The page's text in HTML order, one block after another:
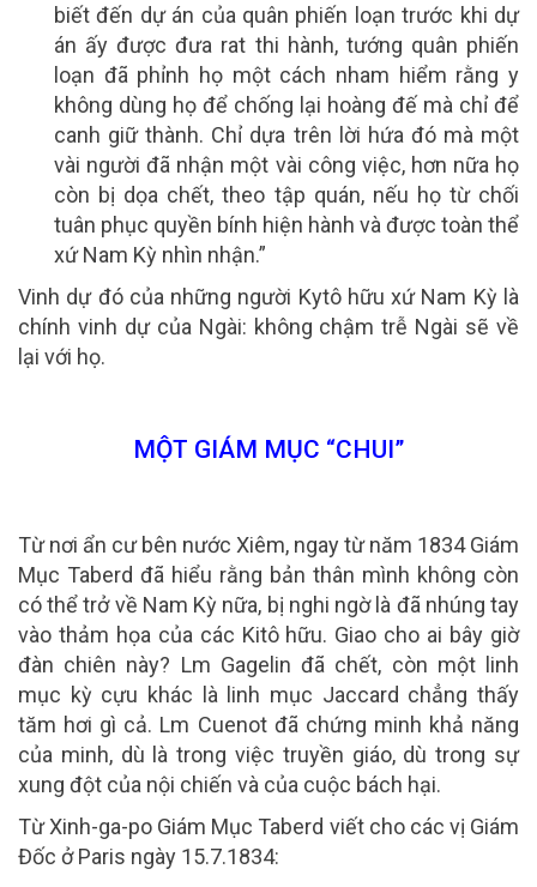
biết đến dự án của quân phiến loạn trước khi dự
án ấy được đưa rat thi hành, tướng quân phiến
loạn đã phỉnh họ một cách nham hiểm rằng y
không dùng họ để chống lại hoàng đế mà chỉ để
canh giữ thành. Chỉ dựa trên lời hứa đó mà một
vài người đã nhận một vài công việc, hơn nữa họ
còn bị dọa chết, theo tập quán, nếu họ từ chối
tuân phục quyền bính hiện hành và được toàn thể
xứ Nam Kỳ nhìn nhận.”
Vinh dự đó của những người Kytô hữu xứ Nam Kỳ là
chính vinh dự của Ngài: không chậm trễ Ngài sẽ về
lại với họ.
MỘT GIÁM MỤC “CHUI”
Từ nơi ẩn cư bên nước Xiêm, ngay từ năm 1834 Giám
Mục Taberd đã hiểu rằng bản thân mình không còn
có thể trở về Nam Kỳ nữa, bị nghi ngờ là đã nhúng tay
vào thảm họa của các Kitô hữu. Giao cho ai bây giờ
đàn chiên này? Lm Gagelin đã chết, còn một linh
mục kỳ cựu khác là linh mục Jaccard chẳng thấy
tăm hơi gì cả. Lm Cuenot đã chứng minh khả năng
của minh, dù là trong việc truyền giáo, dù trong sự
xung đột của nội chiến và của cuộc bách hại.
Từ Xinh-ga-po Giám Mục Taberd viết cho các vị Giám
Đốc ở Paris ngày 15.7.1834: